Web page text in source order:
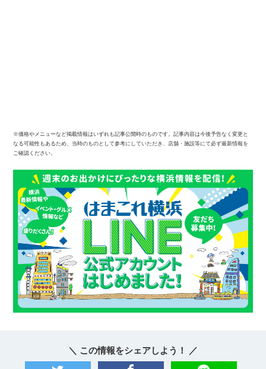
※価格やメニューなど掲載情報はいずれも記事公開時のものです。記事内容は今後予告なく変更と
なる可能性もあるため、当時のものとして参考にしていただき、店舗・施設等にて必ず最新情報を
ご確認ください。
＼ この情報をシェアしよう！ ／